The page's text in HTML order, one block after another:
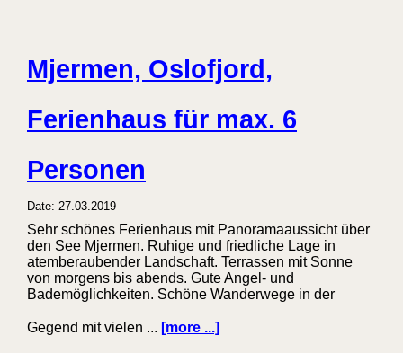
Mjermen, Oslofjord,
Ferienhaus für max. 6
Personen
Date: 27.03.2019
Sehr schönes Ferienhaus mit Panoramaaussicht über
den See Mjermen. Ruhige und friedliche Lage in
atemberaubender Landschaft. Terrassen mit Sonne
von morgens bis abends. Gute Angel- und
Bademöglichkeiten. Schöne Wanderwege in der
Gegend mit vielen ... [more ...]